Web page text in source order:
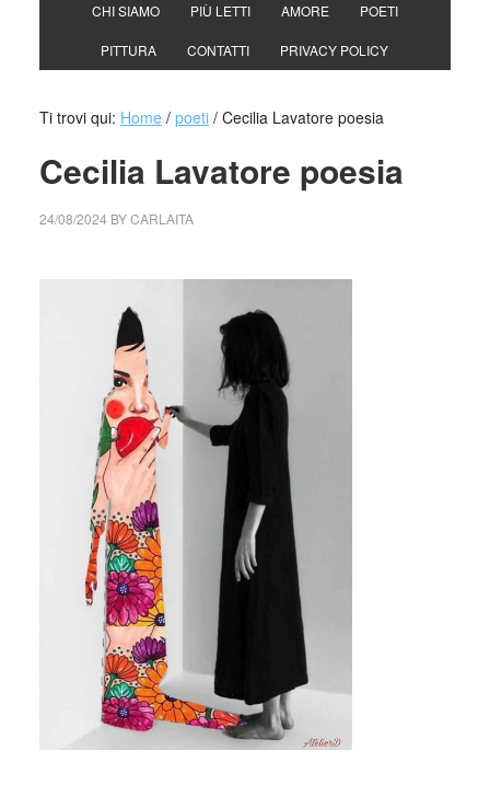
CHI SIAMO PIÙ LETTI AMORE POETI
PITTURA CONTATTI PRIVACY POLICY
Ti trovi qui: Home / poeti /Cecilia Lavatore poesia
Cecilia Lavatore poesia
24/08/2024 BYCARLAITA